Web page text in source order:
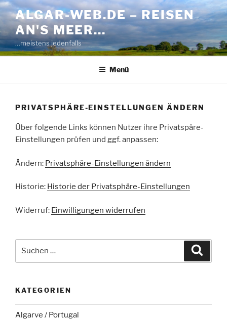
Zum
Inhalt
springen
ALGAR-WEB.DE – REISEN
AN'S MEER…
…meistens jedenfalls
Menü
PRIVATSPHÄRE-EINSTELLUNGEN ÄNDERN
Über folgende Links können Nutzer ihre Privatspäre-
Einstellungen prüfen und ggf. anpassen:
Ändern: Privatsphäre-Einstellungen ändern
Historie: Historie der Privatsphäre-Einstellungen
Widerruf: Einwilligungen widerrufen
KATEGORIEN
Algarve / Portugal